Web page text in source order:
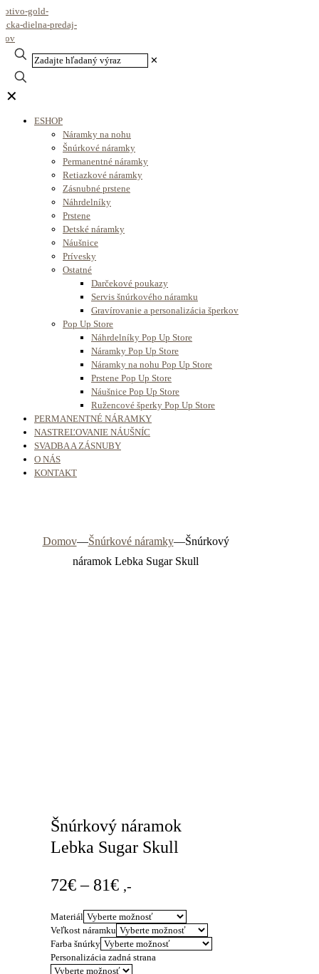
✕
✕
ESHOP
Náramky na nohu
Šnúrkové náramky
Permanentné náramky
Retiazkové náramky
Zásnubné prstene
Náhrdelníky
Prstene
Detské náramky
Náušnice
Prívesky
Ostatné
Darčekové poukazy
Servis šnúrkového náramku
Gravírovanie a personalizácia šperkov
Pop Up Store
Náhrdelníky Pop Up Store
Náramky Pop Up Store
Náramky na nohu Pop Up Store
Prstene Pop Up Store
Náušnice Pop Up Store
Ružencové šperky Pop Up Store
PERMANENTNÉ NÁRAMKY
NASTREĽOVANIE NÁUŠNÍC
SVADBA A ZÁSNUBY
O NÁS
KONTAKT
Domov—Šnúrkové náramky—Šnúrkový
náramok Lebka Sugar Skull
Šnúrkový náramok
Lebka Sugar Skull
72€ – 81€Price
72€
through
81€
,-
Materiál
Veľkost náramku
Farba šnúrky
Personalizácia zadná strana